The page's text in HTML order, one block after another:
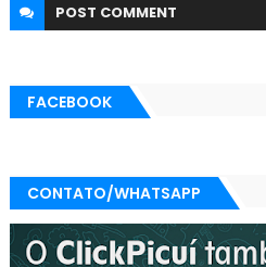
POST COMMENT
FACEBOOK
CONTATO/WHATSAPP